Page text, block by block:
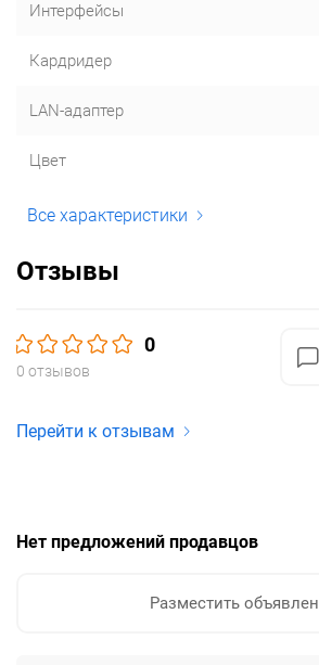
Интерфейсы
Кардридер
LAN-адаптер
Цвет
Все характеристики
Отзывы
0
0 отзывов
Перейти к отзывам
Нет предложений продавцов
Разместить